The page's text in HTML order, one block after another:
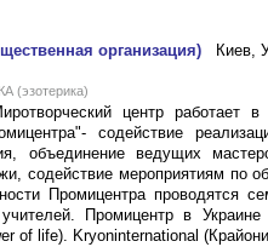
организация) Киев,
(эзотерика)
центр
содействие
объединение ведущих
содействие мероприятиям по
Промицентра проводятся
Промицентр в Украине
of life). Kryoninternational